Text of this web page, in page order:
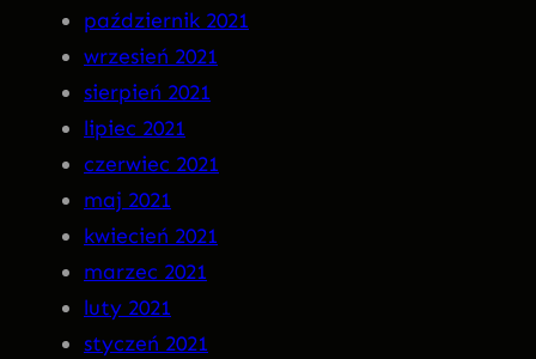
październik 2021
wrzesień 2021
sierpień 2021
lipiec 2021
czerwiec 2021
maj 2021
kwiecień 2021
marzec 2021
luty 2021
styczeń 2021